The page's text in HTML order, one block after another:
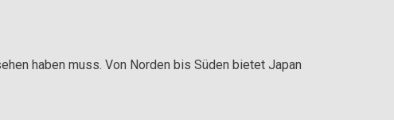
haben muss. Von Norden bis Süden bietet Japan